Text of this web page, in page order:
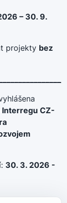
– 30. 9.
projekty bez
Interregu CZ-
30. 3. 2026 -